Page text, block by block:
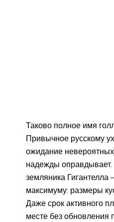
Таково полное имя
Привычное русскому
ожидание невероятных
надежды
земляника Гигантелла
максимуму: размеры
Даже срок активного
месте без обновления